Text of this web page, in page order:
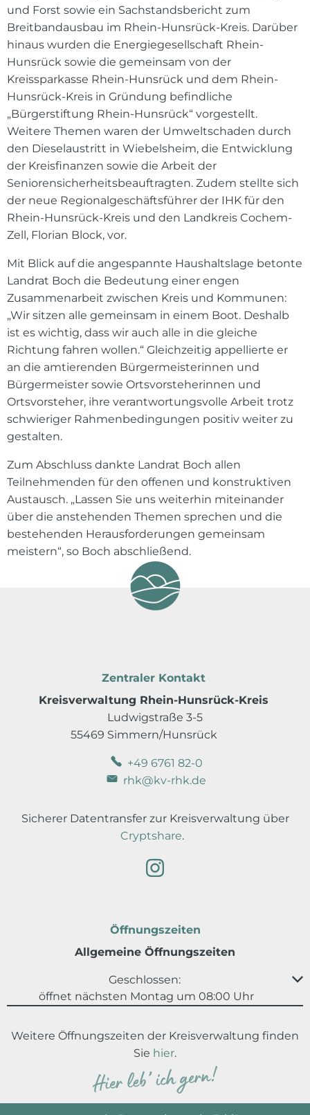
und Forst sowie ein Sachstandsbericht zum
Breitbandausbau im Rhein-Hunsrück-Kreis. Darüber
hinaus wurden die Energiegesellschaft Rhein-
Hunsrück sowie die gemeinsam von der
Kreissparkasse Rhein-Hunsrück und dem Rhein-
Hunsrück-Kreis in Gründung befindliche
„Bürgerstiftung Rhein-Hunsrück“ vorgestellt.
Weitere Themen waren der Umweltschaden durch
den Dieselaustritt in Wiebelsheim, die Entwicklung
der Kreisfinanzen sowie die Arbeit der
Seniorensicherheitsbeauftragten. Zudem stellte sich
der neue Regionalgeschäftsführer der IHK für den
Rhein-Hunsrück-Kreis und den Landkreis Cochem-
Zell, Florian Block, vor.
Mit Blick auf die angespannte Haushaltslage betonte
Landrat Boch die Bedeutung einer engen
Zusammenarbeit zwischen Kreis und Kommunen:
„Wir sitzen alle gemeinsam in einem Boot. Deshalb
ist es wichtig, dass wir auch alle in die gleiche
Richtung fahren wollen.“ Gleichzeitig appellierte er
an die amtierenden Bürgermeisterinnen und
Bürgermeister sowie Ortsvorsteherinnen und
Ortsvorsteher, ihre verantwortungsvolle Arbeit trotz
schwieriger Rahmenbedingungen positiv weiter zu
gestalten.
Zum Abschluss dankte Landrat Boch allen
Teilnehmenden für den offenen und konstruktiven
Austausch. „Lassen Sie uns weiterhin miteinander
über die anstehenden Themen sprechen und die
bestehenden Herausforderungen gemeinsam
meistern“, so Boch abschließend.
Zentraler Kontakt
Kreisverwaltung Rhein-Hunsrück-Kreis
Ludwigstraße 3-5
55469 Simmern/Hunsrück
+49 6761 82-0
rhk@kv-rhk.de
Sicherer Datentransfer zur Kreisverwaltung über
Cryptshare.
Öffnungszeiten
Allgemeine Öffnungszeiten
Klicken, um weitere Öffnungs- oder Schließzeiten
Geschlossen:
öffnet nächsten Montag um 08:00 Uhr
Weitere Öffnungszeiten der Kreisverwaltung finden
Sie hier.